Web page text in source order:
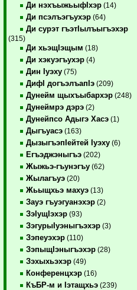
Ди нэхъыжьыфIхэр (14)
Ди псэлъэгъухэр (64)
Ди сурэт гъэтIылъыгъэхэр
(315)
Ди хьэщIэщым (18)
Ди хэкуэгъухэр (4)
Дин Iуэху (75)
ДифI догъэлъапIэ (209)
Дунейм щыхъыбархэр (248)
Дунеймрэ дэрэ (2)
Дунейпсо Адыгэ Хасэ (1)
Дыгъуасэ (163)
ДызыгъэпIейтей Iуэху (6)
Егъэджэныгъэ (202)
Жыжьэ-гъунэгъу (62)
Жылагъуэ (20)
Жьыщхьэ махуэ (13)
Зауэ гъуэгуанэхэр (2)
ЗэIущIэхэр (93)
ЗэгурыIуэныгъэхэр (3)
Зэпеуэхэр (110)
ЗэпыщIэныгъэхэр (28)
Зэхыхьэхэр (49)
Конференцхэр (16)
КъБР-м и Iэтащхьэ (239)